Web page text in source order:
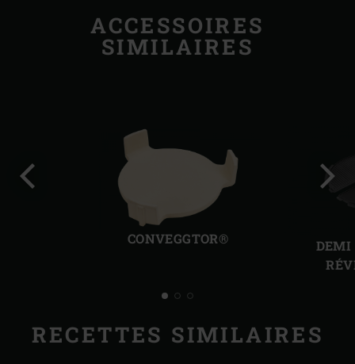
ACCESSOIRES
SIMILAIRES
CONVEGGTOR®
DEMI
RECETTES SIMILAIRES